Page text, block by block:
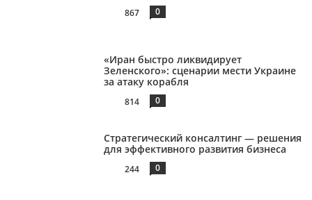
867 0
«Иран быстро ликвидирует
Зеленского»: сценарии мести Украине
за атаку корабля
814 0
Стратегический консалтинг — решения
для эффективного развития бизнеса
244 0